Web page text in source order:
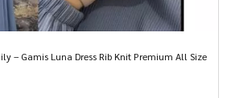
– Gamis Luna Dress Rib Knit Premium All Size